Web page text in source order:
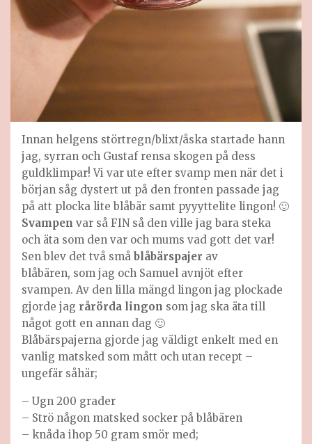
Innan helgens störtregn/blixt/åska startade hann
jag, syrran och Gustaf rensa skogen på dess
guldklimpar! Vi var ute efter svamp men när det i
början såg dystert ut på den fronten passade jag
på att plocka lite blåbär samt pyyyttelite lingon! 🙂
Svampen var så FIN så den ville jag bara steka
och äta som den var och mums vad gott det var!
Sen blev det två små blåbärspajer av
blåbären, som jag och Samuel avnjöt efter
svampen. Av den lilla mängd lingon jag plockade
gjorde jag rårörda lingon som jag ska äta till
något gott en annan dag 🙂
Blåbärspajerna gjorde jag väldigt enkelt med en
vanlig matsked som mått och utan recept –
ungefär såhär;
– Ugn 200 grader
– Strö någon matsked socker på blåbären
– knåda ihop 50 gram smör med;